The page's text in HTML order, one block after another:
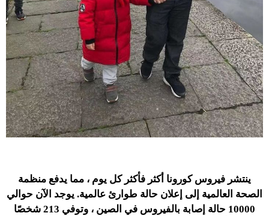
ينتشر فيروس كورونا أكثر فأكثر كل يوم ، مما يدفع منظمة
الصحة العالمية إلى إعلان حالة طوارئ عالمية. يوجد الآن حوالي
10000 حالة إصابة بالفيروس في الصين ، وتوفي 213 شخصًا